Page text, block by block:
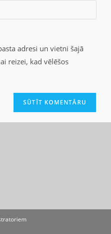
adresi un vietni šajā
reizei, kad vēlēšos